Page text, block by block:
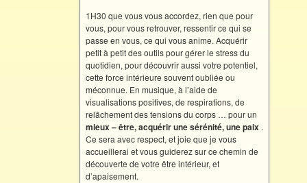
1H30 que vous vous accordez, rien que pour
vous, pour vous retrouver, ressentir ce qui se
passe en vous, ce qui vous anime. Acquérir
petit à petit des outils pour gérer le stress du
quotidien, pour découvrir aussi votre potentiel,
cette force intérieure souvent oubliée ou
méconnue. En musique, à l’aide de
visualisations positives, de respirations, de
relâchement des tensions du corps … pour un
mieux –être, acquérir une sérénité, une paix .
Ce sera avec respect, et joie que je vous
accueillerai et vous guiderez sur ce chemin de
découverte de votre être intérieur, et
d’apaisement.